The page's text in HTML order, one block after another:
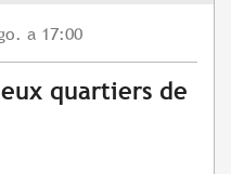
a 17:00
quartiers de